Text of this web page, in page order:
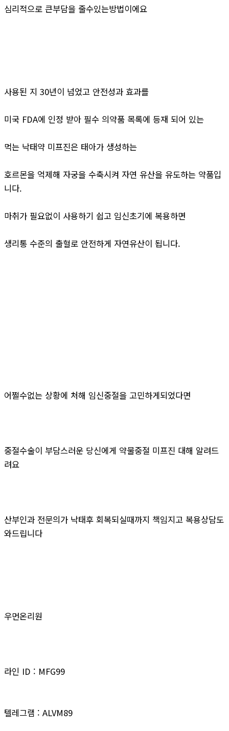
심리적으로 큰부담을 줄수있는방법이에요
사용된 지 30년이 넘었고 안전성과 효과를
미국 FDA에 인정 받아 필수 의약품 목록에 등재 되어 있는
먹는 낙태약 미프진은 태아가 생성하는
호르몬을 억제해 자궁을 수축시켜 자연 유산을 유도하는 약품입
니다.
마취가 필요없이 사용하기 쉽고 임신초기에 복용하면
생리통 수준의 출혈로 안전하게 자연유산이 됩니다.
어쩔수없는 상황에 처해 임신중절을 고민하게되었다면
중절수술이 부담스러운 당신에게 약물중절 미프진 대해 알려드
려요
산부인과 전문의가 낙태후 회복되실때까지 책임지고 복용상담도
와드립니다
우먼온리원
라인 ID : MFG99
텔레그램 : ALVM89